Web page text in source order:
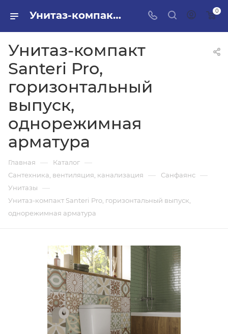
Унитаз-компакт Santeri Pro, горизонтальный выпуск, однорежимная арматура в ПИЛОН — купить стройматериалы в интернет-магазине ПИЛОН с доставкой оптом и в розницу 0
Унитаз-компакт
Santeri Pro,
горизонтальный
выпуск,
однорежимная
арматура
Главная — Каталог —
Сантехника, вентиляция, канализация — Санфаянс —
Унитазы —
Унитаз-компакт Santeri Pro, горизонтальный выпуск,
однорежимная арматура